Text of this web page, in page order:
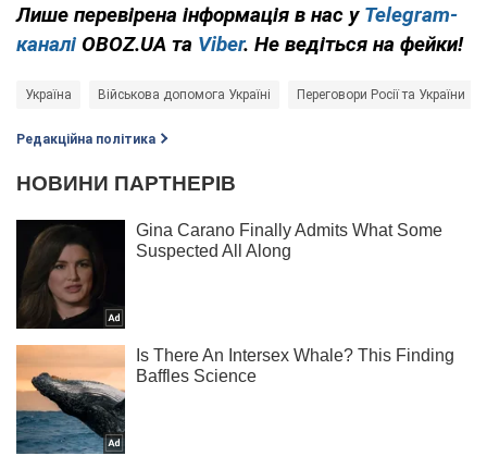
Лише перевірена інформація в нас у Telegram-
каналі OBOZ.UA та Viber. Не ведіться на фейки!
Україна Військова допомога Україні Переговори Росії та України
Редакційна політика